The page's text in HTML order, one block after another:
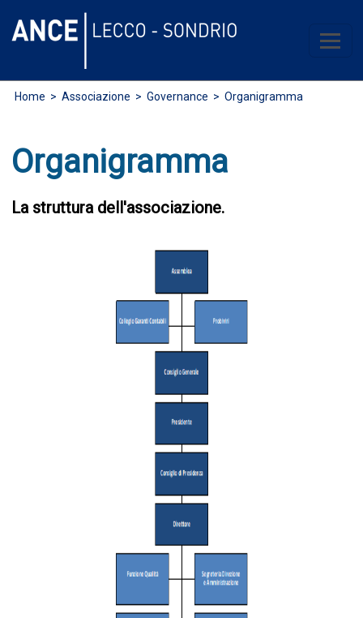
Home > Associazione > Governance > Organigramma
Organigramma
La struttura dell'associazione.